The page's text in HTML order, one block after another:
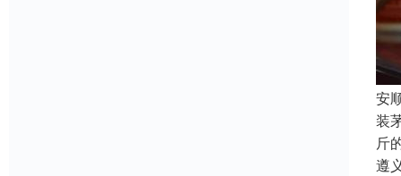
安
装
斤
遵